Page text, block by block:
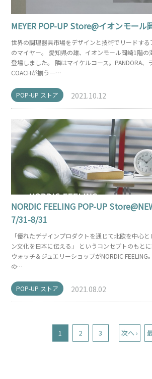
MEYER POP-UP Store@イオンモール
世界の調理器具市場をデザインと技術でリードす
のマイヤー。 愛知県の雄、イオンモール岡崎1階の
登場しました。 隣はマイケルコース。PANDORA、
COACHが揃う一…
POP-UP ストア 2021.10.12
NORDIC FEELING POP-UP
7/31-8/31
「優れたデザインプロダクトを通じて北欧を中心
ン文化を日本に伝える」 というコンセプトのもと
ウォッチ＆ジュエリーショップがNORDIC FEELING
の…
POP-UP ストア 2021.08.02
1 2 3 次へ ›